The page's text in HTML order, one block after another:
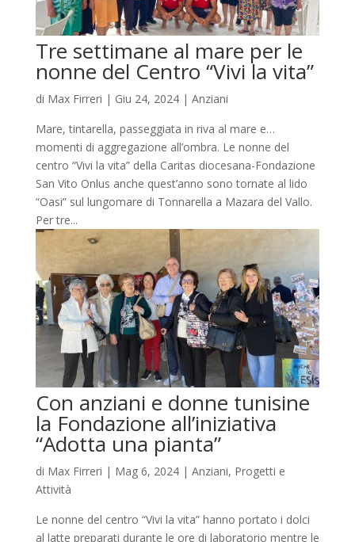
Tre settimane al mare per le
nonne del Centro “Vivi la vita”
di Max Firreri | Giu 24, 2024| Anziani
Mare, tintarella, passeggiata in riva al mare e…
momenti di aggregazione all’ombra. Le nonne del
centro “Vivi la vita” della Caritas diocesana-Fondazione
San Vito Onlus anche quest’anno sono tornate al lido
“Oasi” sul lungomare di Tonnarella a Mazara del Vallo.
Per tre...
Con anziani e donne tunisine
la Fondazione all’iniziativa
“Adotta una pianta”
di Max Firreri | Mag 6, 2024| Anziani, Progetti e
Attività
Le nonne del centro “Vivi la vita” hanno portato i dolci
al latte preparati durante le ore di laboratorio mentre le